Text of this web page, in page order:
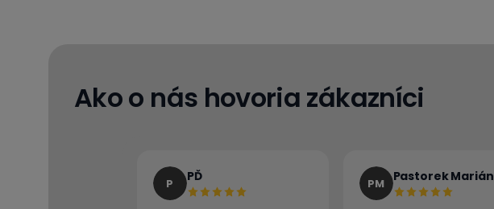
Ako o nás hovoria zákazníci
P PĎ PM Pastorek Marián